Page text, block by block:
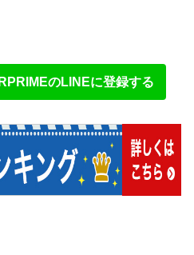
のLINEに登録する